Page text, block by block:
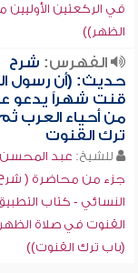
في الركعتين الأوليين
الظهر))
الفهرس: شرح
حديث: (أن رسول
قنت شهراً يدعو
من أحياء العرب
ترك القنوت
للشيخ: عبد المحسن
جزء من محاضرة (
النسائي - كتاب
القنوت في صلاة
(باب ترك القنوت))